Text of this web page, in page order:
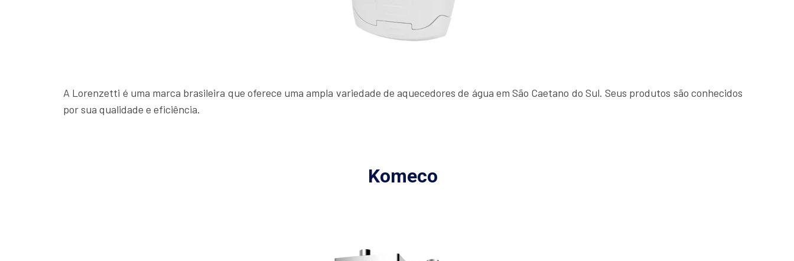
A Lorenzetti é uma marca brasileira que oferece uma ampla variedade de aquecedores de água em São Caetano do Sul. Seus produtos são conhecidos
por sua qualidade e eficiência.
Komeco